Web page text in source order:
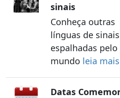
sinais
Conheça outras
línguas de sinais
espalhadas pelo
mundo leia mais
Datas